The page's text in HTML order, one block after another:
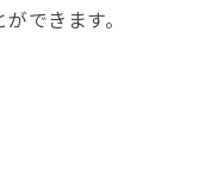
できます。